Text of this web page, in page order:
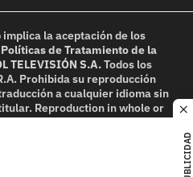
PUBLICIDAD
implica la aceptación de los
Políticas de Tratamiento de la
TELEVISIÓN S.A.Todos los
Prohibida su reproducción
a cualquier idioma sin
Reproduction in whole or
written permission is